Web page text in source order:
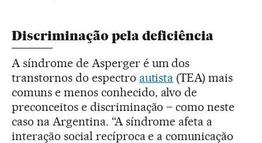
Discriminação pela deficiência
A síndrome de Asperger é um dos
transtornos do espectro autista (TEA) mais
comuns e menos conhecido, alvo de
preconceitos e discriminação – como neste
caso na Argentina. “A síndrome afeta a
interação social recíproca e a comunicação